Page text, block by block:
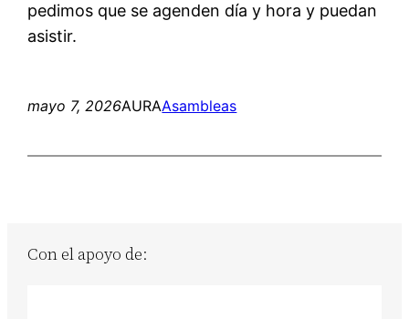
pedimos que se agenden día y hora y puedan
asistir.
mayo 7, 2026AURAAsambleas
Con el apoyo de: